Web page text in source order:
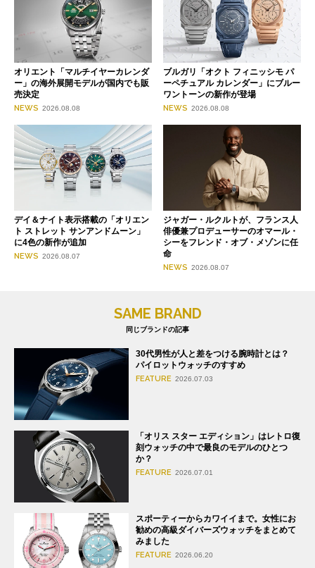
オリエント「マルチイヤーカレンダ
ー」の海外展開モデルが国内でも販
売決定
NEWS 2026.08.08
ブルガリ「オクト フィニッシモ パ
ーペチュアル カレンダー」にブルー
ワントーンの新作が登場
NEWS 2026.08.08
デイ＆ナイト表示搭載の「オリエン
ト ストレット サンアンドムーン」
に4色の新作が追加
NEWS 2026.08.07
ジャガー・ルクルトが、フランス人
俳優兼プロデューサーのオマール・
シーをフレンド・オブ・メゾンに任
命
NEWS 2026.08.07
SAME BRAND
同じブランドの記事
30代男性が人と差をつける腕時計とは？
パイロットウォッチのすすめ
FEATURE 2026.07.03
「オリス スター エディション」はレトロ復
刻ウォッチの中で最良のモデルのひとつ
か？
FEATURE 2026.07.01
スポーティーからカワイイまで。女性にお
勧めの高級ダイバーズウォッチをまとめて
みました
FEATURE 2026.06.20